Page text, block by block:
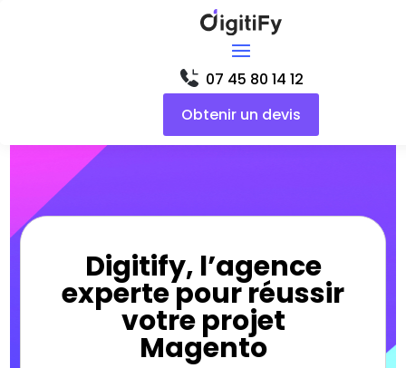
07 45 80 14 12
Obtenir un devis
Digitify, l’agence
experte pour réussir
votre projet
Magento